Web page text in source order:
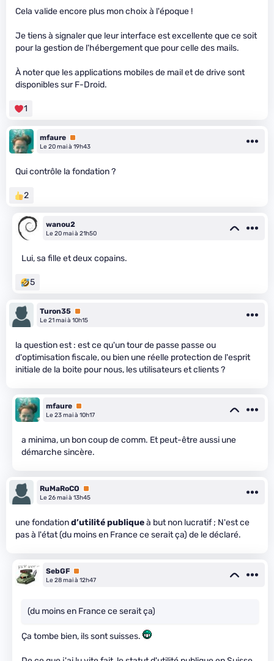
Cela valide encore plus mon choix à l'époque !
Je tiens à signaler que leur interface est excellente que ce soit
pour la gestion de l'hébergement que pour celle des mails.
À noter que les applications mobiles de mail et de drive sont
disponibles sur F-Droid.
1
mfaure Premium
Le 20 mai à 19h43
Qui contrôle la fondation ?
2
wanou2
Le 20 mai à 21h50
Lui, sa fille et deux copains.
5
Turon35 Premium
Le 21 mai à 10h15
la question est : est ce qu'un tour de passe passe ou
d'optimisation fiscale, ou bien une réelle protection de l'esprit
initiale de la boite pour nous, les utilisateurs et clients ?
mfaure Premium
Le 23 mai à 10h17
a minima, un bon coup de comm. Et peut-être aussi une
démarche sincère.
RuMaRoCO
Premium
Le 26 mai à 13h45
une fondationd’utilité publiqueà but non lucratif ; N'est ce
pas à l'état (du moins en France ce serait ça) de le déclaré.
SebGF Premium
Le 28 mai à 12h47
(du moins en France ce serait ça)
Ça tombe bien, ils sont suisses.